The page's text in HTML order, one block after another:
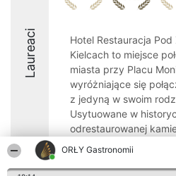
ORŁY Gastronomii
Laureaci
Hotel Restauracja Pod
Kielcach to miejsce
miasta przy Placu
wyróżniające się
z jedyną w swoim
Usytuowane w
odrestaurowanej
9.2